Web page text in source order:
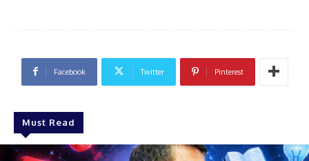
Facebook Twitter Pinterest
Must Read